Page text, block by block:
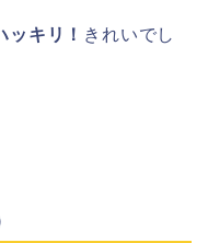
ッキリ！ きれいでし